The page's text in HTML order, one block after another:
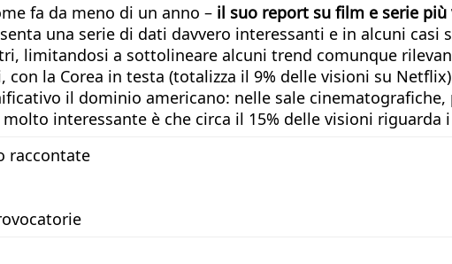
fa da meno di un anno – il suo report su film e serie
una serie di dati davvero interessanti e in alcuni casi
limitandosi a sottolineare alcuni trend comunque
la Corea in testa (totalizza il 9% delle visioni su
il dominio americano: nelle sale
interessante è che circa il 15% delle visioni
raccontate